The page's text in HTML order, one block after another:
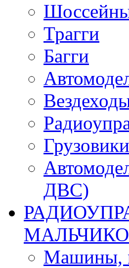
Трагги
Багги
ДВС)
Машины,